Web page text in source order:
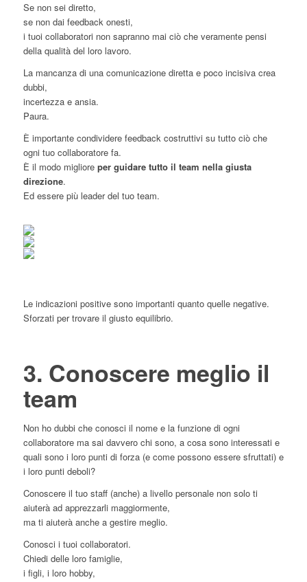
Se non sei diretto,
se non dai feedback onesti,
i tuoi collaboratori non sapranno mai ciò che veramente pensi
della qualità del loro lavoro.
La mancanza di una comunicazione diretta e poco incisiva crea
dubbi,
incertezza e ansia.
Paura.
È importante condividere feedback costruttivi su tutto ciò che
ogni tuo collaboratore fa.
È il modo migliore per guidare tutto il team nella giusta
direzione.
Ed essere più leader del tuo team.
Le indicazioni positive sono importanti quanto quelle negative.
Sforzati per trovare il giusto equilibrio.
3. Conoscere meglio il
team
Non ho dubbi che conosci il nome e la funzione di ogni
collaboratore ma sai davvero chi sono, a cosa sono interessati e
quali sono i loro punti di forza (e come possono essere sfruttati) e
i loro punti deboli?
Conoscere il tuo staff (anche) a livello personale non solo ti
aiuterà ad apprezzarli maggiormente,
ma ti aiuterà anche a gestire meglio.
Conosci i tuoi collaboratori.
Chiedi delle loro famiglie,
i figli, i loro hobby,